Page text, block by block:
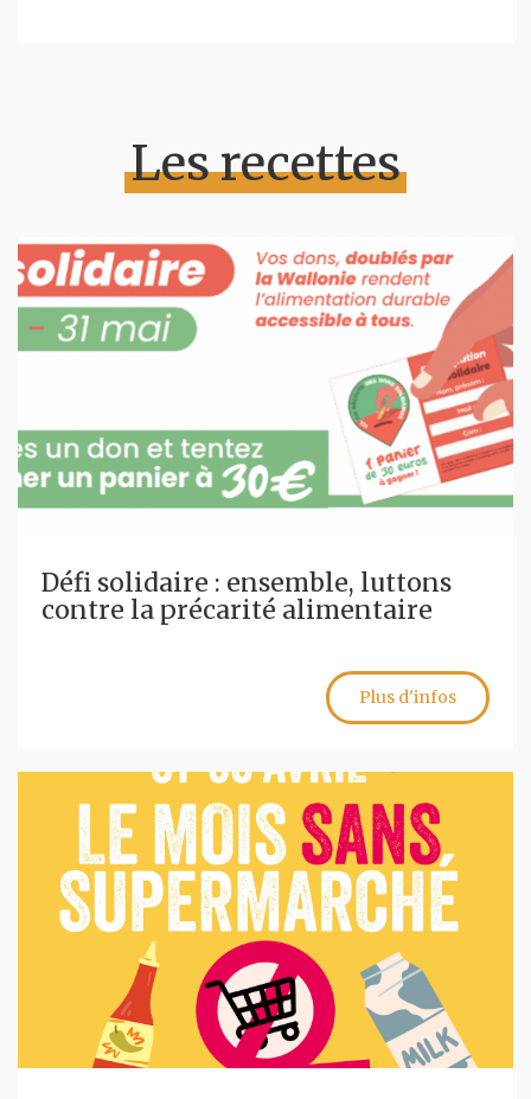
Les recettes
Défi solidaire : ensemble, luttons
contre la précarité alimentaire
Plus d'infos